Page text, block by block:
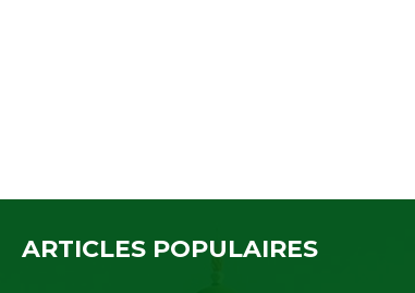
ARTICLES POPULAIRES